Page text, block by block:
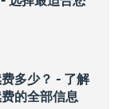
多少？ - 了解
的全部信息